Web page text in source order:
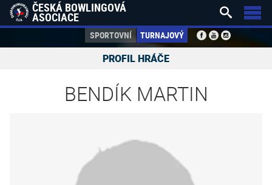
ČESKÁ BOWLINGOVÁ
ASOCIACE
SPORTOVNÍ TURNAJOVÝ
 
PROFIL HRÁČE
BENDÍK MARTIN